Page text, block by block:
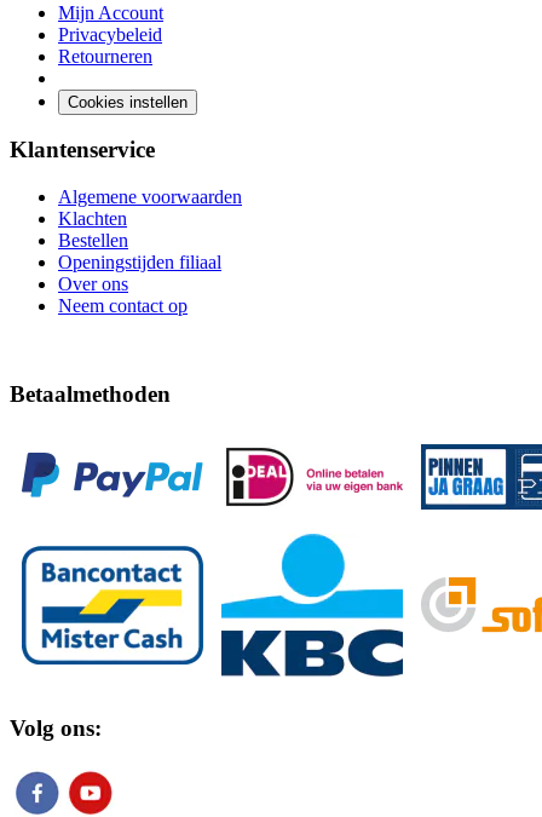
Mijn Account
Privacybeleid
Retourneren
Cookies instellen
Klantenservice
Algemene voorwaarden
Klachten
Bestellen
Openingstijden filiaal
Over ons
Neem contact op
Betaalmethoden
Volg ons: